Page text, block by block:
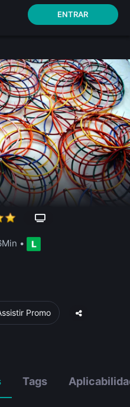
ENTRAR
•
Promo
Tags